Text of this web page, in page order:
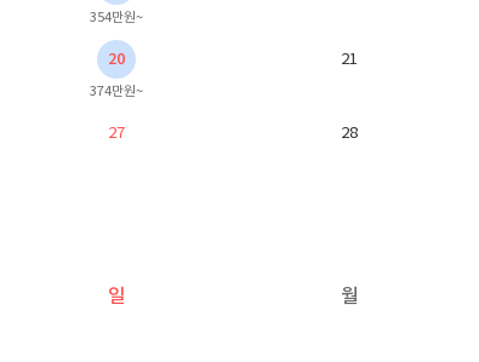
354만원~
20
374만원~
21
27 28
일 월